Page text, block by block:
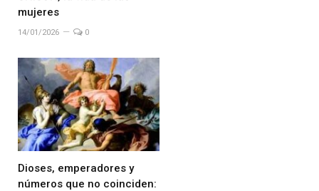
mujeres
14/01/2026 0
Dioses, emperadores y
números que no coinciden: